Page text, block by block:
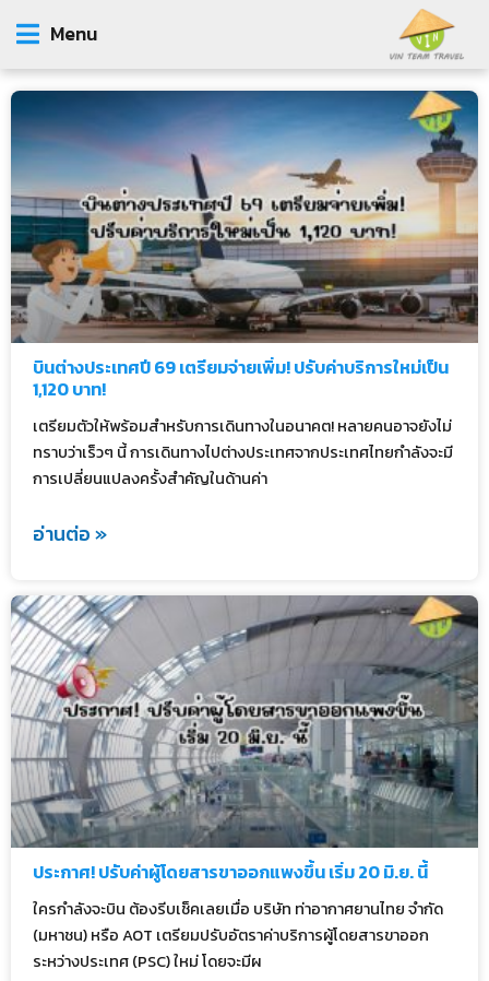
Menu
บินต่างประเทศปี 69 เตรียมจ่ายเพิ่ม! ปรับค่าบริการใหม่เป็น
1,120 บาท!
เตรียมตัวให้พร้อมสำหรับการเดินทางในอนาคต! หลายคนอาจยังไม่
ทราบว่าเร็วๆ นี้ การเดินทางไปต่างประเทศจากประเทศไทยกำลังจะมี
การเปลี่ยนแปลงครั้งสำคัญในด้านค่า
อ่านต่อ »
ประกาศ! ปรับค่าผู้โดยสารขาออกแพงขึ้น เริ่ม 20 มิ.ย. นี้
ใครกำลังจะบิน ต้องรีบเช็คเลยเมื่อ บริษัท ท่าอากาศยานไทย จำกัด
(มหาชน) หรือ AOT เตรียมปรับอัตราค่าบริการผู้โดยสารขาออก
ระหว่างประเทศ (PSC) ใหม่ โดยจะมีผ